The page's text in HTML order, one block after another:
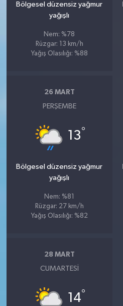
Bölgesel düzensiz yağmur
yağışlı
Nem: %78
Rüzgar: 13 km/h
Yağış Olasılığı: %88
26 MART
PERŞEMBE
13°
Bölgesel düzensiz yağmur
yağışlı
Nem: %81
Rüzgar: 27 km/h
Yağış Olasılığı: %82
28 MART
CUMARTESI
14°